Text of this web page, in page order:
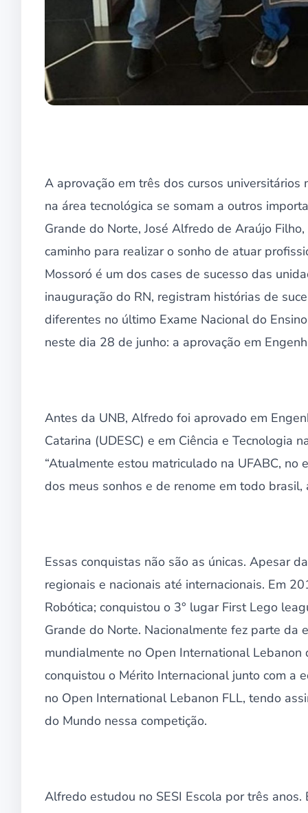
A aprovação em três dos cursos
na área tecnológica se somam a outros
Grande do Norte, José Alfredo de Araújo
caminho para realizar o sonho de atuar
Mossoró é um dos cases de sucesso das
inauguração do RN, registram histórias de
diferentes no último Exame Nacional do
neste dia 28 de junho: a aprovação em
Antes da UNB, Alfredo foi aprovado em
Catarina (UDESC) e em Ciência e Tecnologia
“Atualmente estou matriculado na UFABC,
dos meus sonhos e de renome em todo
Essas conquistas não são as únicas. Apesar
regionais e nacionais até internacionais. Em
Robótica; conquistou o 3° lugar First Lego
Grande do Norte. Nacionalmente fez parte
mundialmente no Open International
conquistou o Mérito Internacional junto com a
no Open International Lebanon FLL, tendo
do Mundo nessa competição.
Alfredo estudou no SESI Escola por três